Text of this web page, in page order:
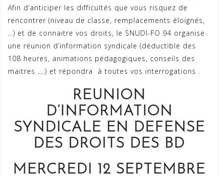
Afin d’anticiper les difficultés que vous risquez de
rencontrer (niveau de classe, remplacements éloignés,
…) et de connaitre vos droits, le SNUDI-FO 94 organise
une réunion d’information syndicale (déductible des
108 heures, animations pédagogiques, conseils des
maitres ….) et répondra à toutes vos interrogations .
REUNION
D’INFORMATION
SYNDICALE EN DEFENSE
DES DROITS DES BD
MERCREDI 12 SEPTEMBRE